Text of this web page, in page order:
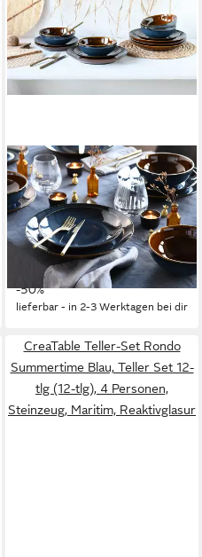
CREATABLE
Teller-Set Mallorca, Teller Set
12-tlg (12-tlg), 4 Personen,
Steinzeug, Spezialglasur mit
Vintage Außenrand
ab 90,26 € UVP179,99 €
-50%
lieferbar - in 2-3 Werktagen bei dir
CreaTable Teller-Set Rondo
Summertime Blau, Teller Set 12-
tlg (12-tlg), 4 Personen,
Steinzeug, Maritim, Reaktivglasur